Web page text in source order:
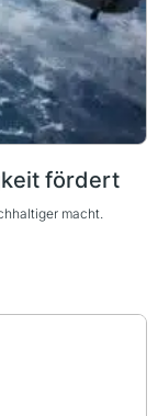
fördert
macht.